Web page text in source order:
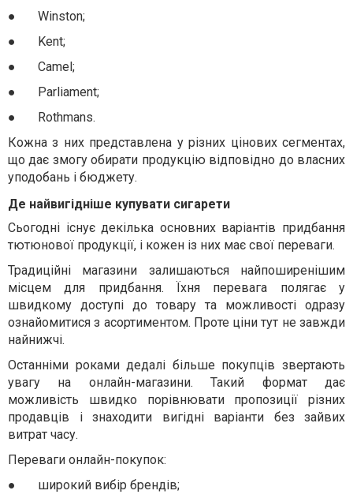
●
Winston;
●
Kent;
●
Camel;
●
Parliament;
●
Rothmans.
Кожна з них представлена у різних цінових сегментах,
що дає змогу обирати продукцію відповідно до власних
уподобань і бюджету.
Де найвигідніше купувати сигарети
Сьогодні існує декілька основних варіантів придбання
тютюнової продукції, і кожен із них має свої переваги.
Традиційні магазини залишаються найпоширенішим
місцем для придбання. Їхня перевага полягає у
швидкому доступі до товару та можливості одразу
ознайомитися з асортиментом. Проте ціни тут не завжди
найнижчі.
Останніми роками дедалі більше покупців звертають
увагу на онлайн-магазини. Такий формат дає
можливість швидко порівнювати пропозиції різних
продавців і знаходити вигідні варіанти без зайвих
витрат часу.
Переваги онлайн-покупок:
●
широкий вибір брендів;